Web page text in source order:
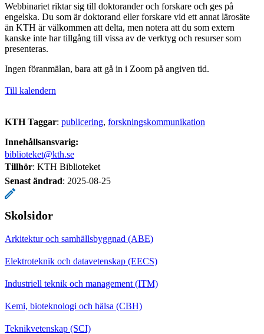
Webbinariet riktar sig till doktorander och forskare och ges på
engelska. Du som är doktorand eller forskare vid ett annat lärosäte
än KTH är välkommen att delta, men notera att du som extern
kanske inte har tillgång till vissa av de verktyg och resurser som
presenteras.
Ingen föranmälan, bara att gå in i Zoom på angiven tid.
Till kalendern
KTH Taggar: publicering forskningskommunikation
Innehållsansvarig:
biblioteket@kth.se
Tillhör: KTH Biblioteket
Senast ändrad: 2025-08-25
Skolsidor
Arkitektur och samhällsbyggnad (ABE)
Elektroteknik och datavetenskap (EECS)
Industriell teknik och management (ITM)
Kemi, bioteknologi och hälsa (CBH)
Teknikvetenskap (SCI)